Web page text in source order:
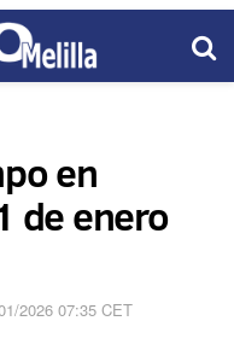
en
de enero
2026 07:35 CET